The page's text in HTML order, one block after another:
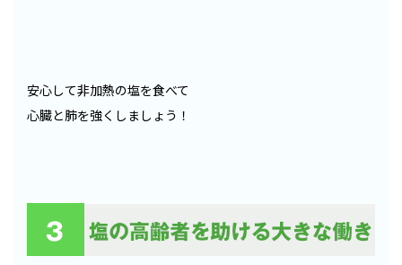
安心して非加熱の塩を食べて
心臓と肺を強くしましょう！